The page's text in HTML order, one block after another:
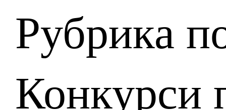
Рубрика
Конкурси